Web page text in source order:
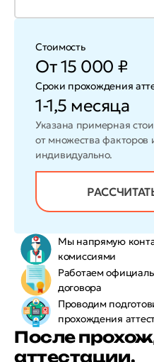
Стоимость
От 15 000 ₽
Сроки прохождения
1-1,5 месяца
Указана примерная
от множества факторов
индивидуально.
Мы напрямую
комиссиями
Работаем
договора
Проводим
прохождения
После
аттестации,